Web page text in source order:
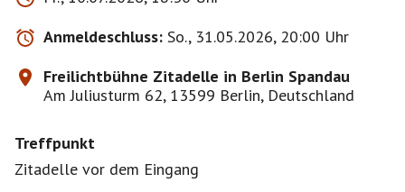
einfach nur Spaß macht, gewürzt mit der nötigen
Portion Leidenschaft, Romantik, Charisma und
Lebenslust.
Die beiden charmanten süditalienischen Sänger Rocky
Verardo und Gianni Carrera und ihre Musiker entführen
Sie mit „grandi emozioni“ und großen italienischen
der Freiheit.
Karten besorgt sich bitte jeder selbst.
Anmeldeschluss: So., 31.05.2026, 20:00 Uhr
Freilichtbühne Zitadelle in Berlin Spandau
Am Juliusturm 62, 13599 Berlin, Deutschland
Treffpunkt
Zitadelle vor dem Eingang